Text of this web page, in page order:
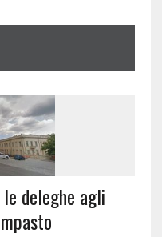
deleghe agli